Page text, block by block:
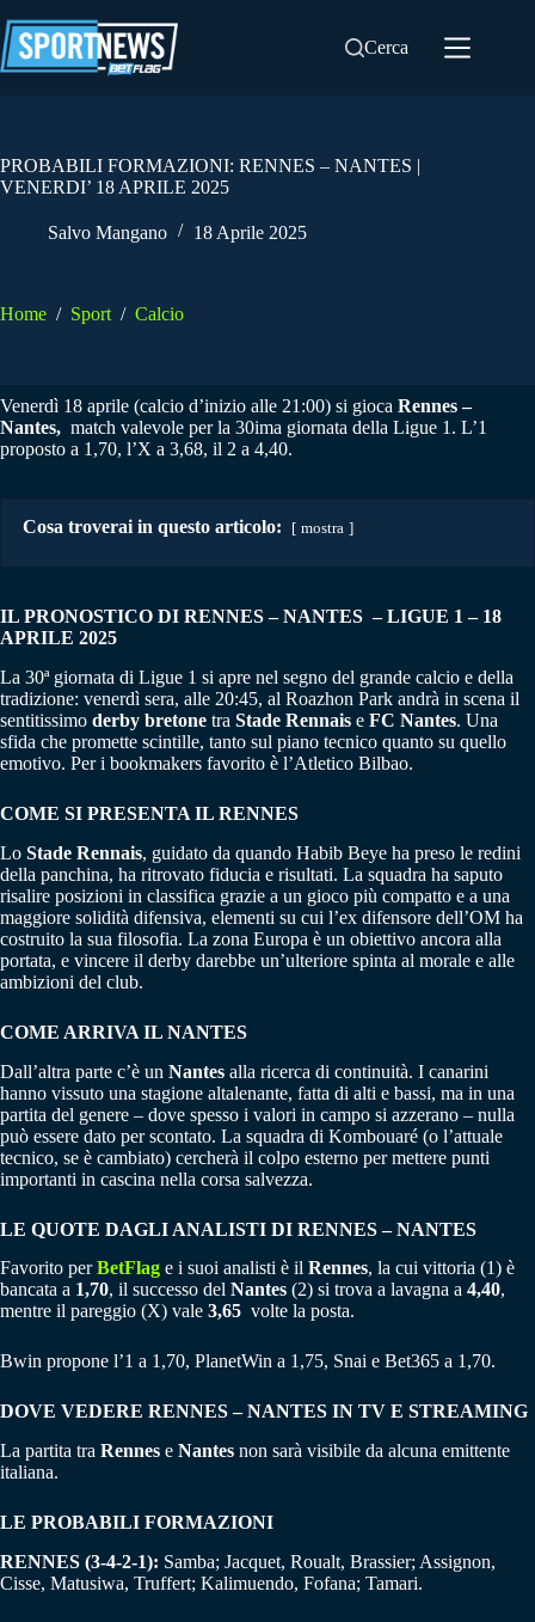
al
contenuto
Cerca
PROBABILI FORMAZIONI: RENNES – NANTES |
VENERDI’ 18 APRILE 2025
Salvo Mangano 18 Aprile 2025
Home / Sport / Calcio
Venerdì 18 aprile (calcio d’inizio alle 21:00) si gioca Rennes –
Nantes, match valevole per la 30ima giornata della Ligue 1. L’1
proposto a 1,70, l’X a 3,68, il 2 a 4,40.
Cosa troverai in questo articolo: mostra
IL PRONOSTICO DI RENNES – NANTES – LIGUE 1 – 18
APRILE 2025
La 30ª giornata di Ligue 1 si apre nel segno del grande calcio e della
tradizione: venerdì sera, alle 20:45, al Roazhon Park andrà in scena il
sentitissimo derby bretone tra Stade Rennais e FC Nantes. Una
sfida che promette scintille, tanto sul piano tecnico quanto su quello
emotivo. Per i bookmakers favorito è l’Atletico Bilbao.
COME SI PRESENTA IL RENNES
Lo Stade Rennais, guidato da quando Habib Beye ha preso le redini
della panchina, ha ritrovato fiducia e risultati. La squadra ha saputo
risalire posizioni in classifica grazie a un gioco più compatto e a una
maggiore solidità difensiva, elementi su cui l’ex difensore dell’OM ha
costruito la sua filosofia. La zona Europa è un obiettivo ancora alla
portata, e vincere il derby darebbe un’ulteriore spinta al morale e alle
ambizioni del club.
COME ARRIVA IL NANTES
Dall’altra parte c’è un Nantes alla ricerca di continuità. I canarini
hanno vissuto una stagione altalenante, fatta di alti e bassi, ma in una
partita del genere – dove spesso i valori in campo si azzerano – nulla
può essere dato per scontato. La squadra di Kombouaré (o l’attuale
tecnico, se è cambiato) cercherà il colpo esterno per mettere punti
importanti in cascina nella corsa salvezza.
LE QUOTE DAGLI ANALISTI DI RENNES – NANTES
Favorito perBetFlag e i suoi analisti è il Rennes, la cui vittoria (1) è
bancata a 1,70, il successo del Nantes (2) si trova a lavagna a 4,40,
mentre il pareggio (X) vale 3,65 volte la posta.
Bwin propone l’1 a 1,70, PlanetWin a 1,75, Snai e Bet365 a 1,70.
DOVE VEDERE RENNES – NANTES IN TV E STREAMING
La partita tra Rennes e Nantes non sarà visibile da alcuna emittente
italiana.
LE PROBABILI FORMAZIONI
RENNES (3-4-2-1): Samba; Jacquet, Roualt, Brassier; Assignon,
Cisse, Matusiwa, Truffert; Kalimuendo, Fofana; Tamari.